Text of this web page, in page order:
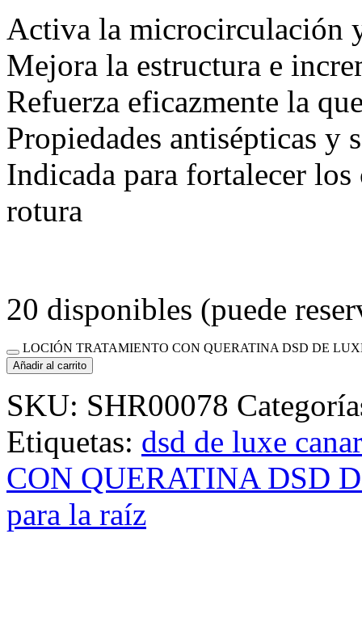
Activa la microcirculación
Mejora la estructura e
Refuerza eficazmente la
Propiedades antisépticas y
Indicada para fortalecer
rotura
20 disponibles (puede
LOCIÓN TRATAMIENTO CON QUERATINA DSD DE
Añadir al carrito
SKU: SHR00078
Etiquetas: dsd de luxe
CON QUERATINA DSD
para la raíz